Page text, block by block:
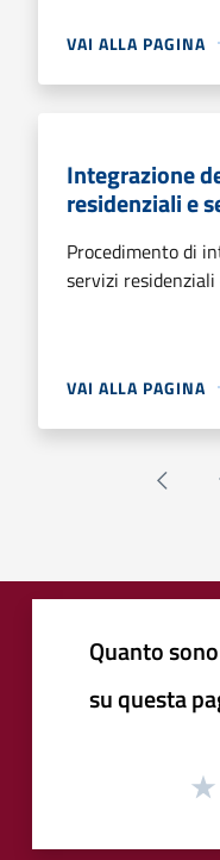
VAI ALLA PAGINA
Integrazione
residenziali e
Procedimento di
servizi
VAI ALLA PAGINA
Pagina
Quanto
su questa